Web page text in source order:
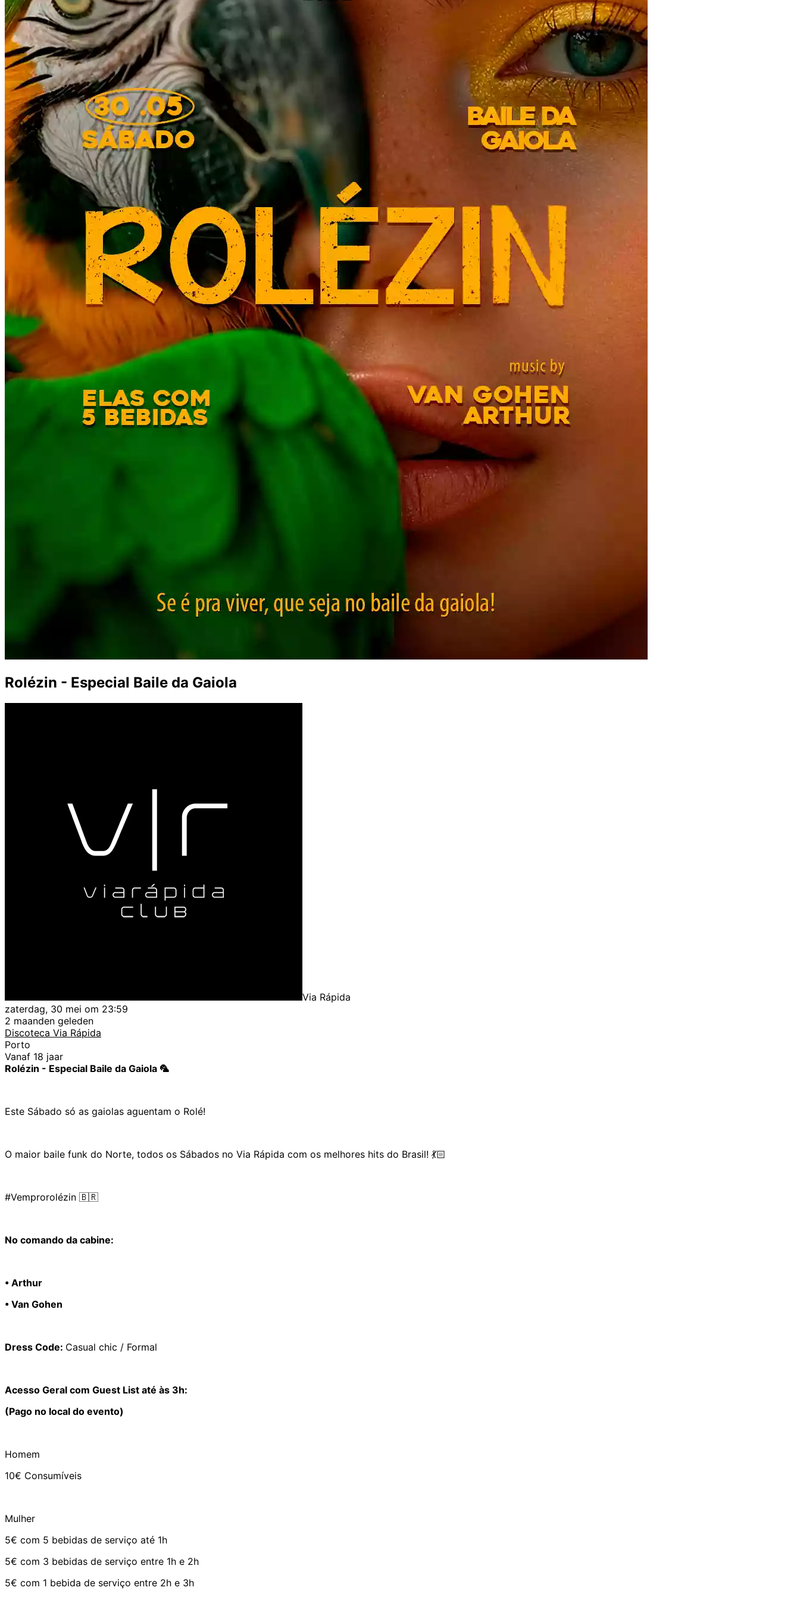
Rolézin - Especial Baile da Gaiola
Via Rápida
zaterdag, 30 mei om 23:59
2 maanden geleden
Discoteca Via Rápida
Porto
Vanaf 18 jaar
Rolézin - Especial Baile da Gaiola 🦜
Este Sábado só as gaiolas aguentam o Rolé!
O maior baile funk do Norte, todos os Sábados no Via Rápida com os melhores hits do Brasil! 💃🏻
#Vemprorolézin 🇧🇷
No comando da cabine:
• Arthur
• Van Gohen
Dress Code: Casual chic / Formal
Acesso Geral com Guest List até às 3h:
(Pago no local do evento)
Homem
10€ Consumíveis
Mulher
5€ com 5 bebidas de serviço até 1h
5€ com 3 bebidas de serviço entre 1h e 2h
5€ com 1 bebida de serviço entre 2h e 3h